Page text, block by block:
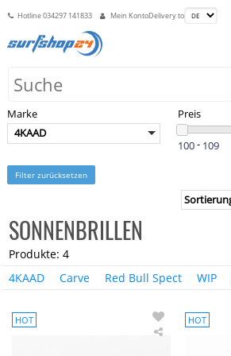
Hotline034297 141833 Mein KontoDelivery to
Marke
4KAAD
Preis
-
Filter zurücksetzen
SONNENBRILLEN
Produkte: 4
4KAAD
Carve Red Bull Spect WIP
HOT HOT